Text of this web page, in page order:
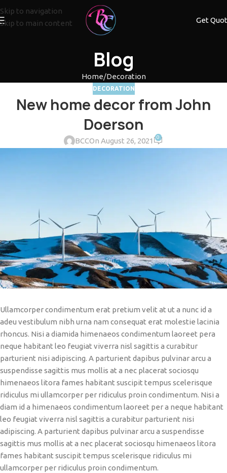
Skip to navigation
Skip to main content
Get
Blog
Home Decoration
DECORATION
New home decor from John
Doerson
BCCOn August 26, 2021 0
Ullamcorper condimentum erat pretium velit at ut a nunc id a
adeu vestibulum nibh urna nam consequat erat molestie lacinia
rhoncus. Nisi a diamida himenaeos condimentum laoreet pera
neque habitant leo feugiat viverra nisl sagittis a curabitur
parturient nisi adipiscing. A parturient dapibus pulvinar arcu a
suspendisse sagittis mus mollis at a nec placerat sociosqu
himenaeos litora fames habitant suscipit tempus scelerisque
ridiculus mi ullamcorper per ridiculus proin condimentum. Nisi a
diam id a himenaeos condimentum laoreet per a neque habitant
leo feugiat viverra nisl sagittis a curabitur parturient nisi
adipiscing. A parturient dapibus pulvinar arcu a suspendisse
sagittis mus mollis at a nec placerat sociosqu himenaeos litora
fames habitant suscipit tempus scelerisque ridiculus mi
ullamcorper per ridiculus proin condimentum.